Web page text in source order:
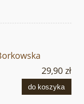
29,90 zł
do koszyka